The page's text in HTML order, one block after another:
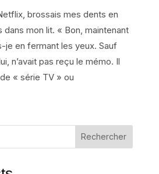
brossais mes dents en
mon lit. « Bon, maintenant
je en fermant les yeux. Sauf
n’avait pas reçu le mémo. Il
« série TV » ou
Rechercher